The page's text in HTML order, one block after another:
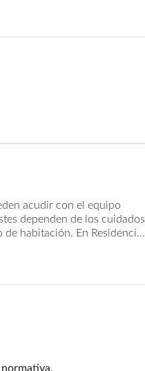
acudir con el equipo
dependen de los cuidados
habitación. En Residenci...